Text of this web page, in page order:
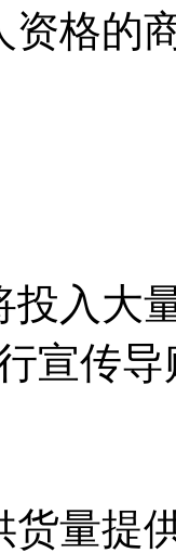
资格的
投入大
宣传
量提